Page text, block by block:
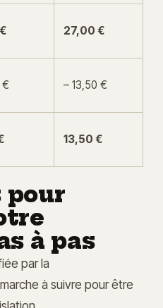
27,00 €
€ – 13,50 €
13,50 €
pour
à pas
par la
à suivre pour être